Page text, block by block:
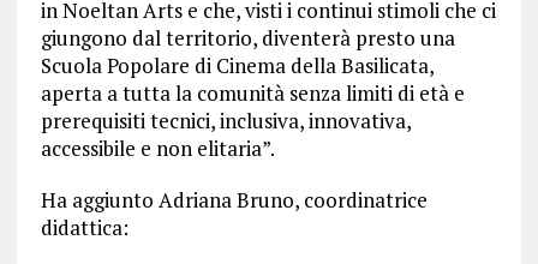
in Noeltan Arts e che, visti i continui stimoli che ci
giungono dal territorio, diventerà presto una
Scuola Popolare di Cinema della Basilicata,
aperta a tutta la comunità senza limiti di età e
prerequisiti tecnici, inclusiva, innovativa,
accessibile e non elitaria”.
Ha aggiunto Adriana Bruno, coordinatrice
didattica: